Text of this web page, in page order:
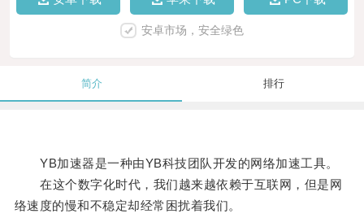
安卓市场，安全绿色
简介 排行
YB加速器是一种由YB科技团队开发的网络加速工具。
在这个数字化时代，我们越来越依赖于互联网，但是网
络速度的慢和不稳定却经常困扰着我们。